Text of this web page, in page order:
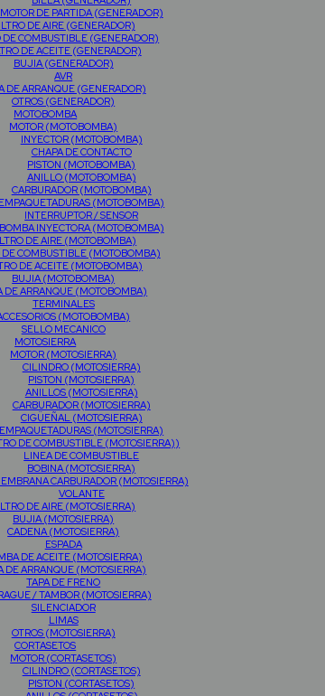
MOTOR DE PARTIDA (GENERADOR)
DE AIRE (GENERADOR)
DE COMBUSTIBLE (GENERADOR)
DE ACEITE (GENERADOR)
BUJIA (GENERADOR)
AVR
DE ARRANQUE (GENERADOR)
OTROS (GENERADOR)
MOTOBOMBA
MOTOR (MOTOBOMBA)
INYECTOR (MOTOBOMBA)
CHAPA DE CONTACTO
PISTON (MOTOBOMBA)
ANILLO (MOTOBOMBA)
CARBURADOR (MOTOBOMBA)
EMPAQUETADURAS (MOTOBOMBA)
INTERRUPTOR / SENSOR
BOMBA INYECTORA (MOTOBOMBA)
DE AIRE (MOTOBOMBA)
DE COMBUSTIBLE (MOTOBOMBA)
DE ACEITE (MOTOBOMBA)
BUJIA (MOTOBOMBA)
DE ARRANQUE (MOTOBOMBA)
TERMINALES
(MOTOBOMBA)
SELLO MECANICO
MOTOSIERRA
MOTOR (MOTOSIERRA)
CILINDRO (MOTOSIERRA)
PISTON (MOTOSIERRA)
ANILLOS (MOTOSIERRA)
CARBURADOR (MOTOSIERRA)
CIGÜEÑAL (MOTOSIERRA)
EMPAQUETADURAS (MOTOSIERRA)
DE COMBUSTIBLE (MOTOSIERRA))
LINEA DE COMBUSTIBLE
BOBINA (MOTOSIERRA)
CARBURADOR (MOTOSIERRA)
VOLANTE
DE AIRE (MOTOSIERRA)
BUJIA (MOTOSIERRA)
CADENA (MOTOSIERRA)
ESPADA
DE ACEITE (MOTOSIERRA)
DE ARRANQUE (MOTOSIERRA)
TAPA DE FRENO
/ TAMBOR (MOTOSIERRA)
SILENCIADOR
LIMAS
OTROS (MOTOSIERRA)
CORTASETOS
MOTOR (CORTASETOS)
CILINDRO (CORTASETOS)
PISTON (CORTASETOS)